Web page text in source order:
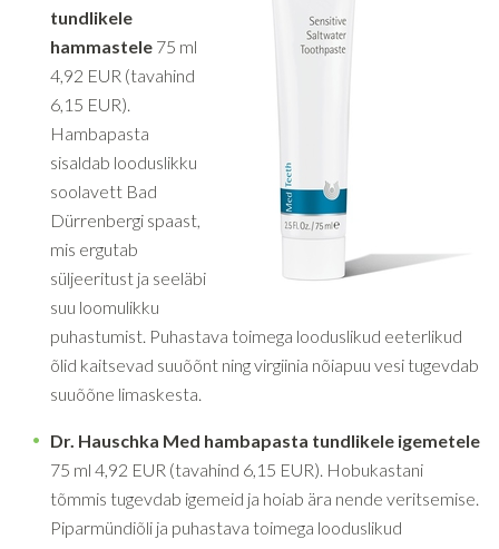
tundlikele
hammastele 75 ml
4,92 EUR (tavahind
6,15 EUR).
Hambapasta
sisaldab looduslikku
soolavett Bad
Dürrenbergi spaast,
mis ergutab
süljeeritust ja seeläbi
suu loomulikku
puhastumist. Puhastava toimega looduslikud eeterlikud
õlid kaitsevad suuõõnt ning virgiinia nõiapuu vesi tugevdab
suuõõne limaskesta.
Dr. Hauschka Med hambapasta tundlikele igemetele
75 ml 4,92 EUR (tavahind 6,15 EUR). Hobukastani
tõmmis tugevdab igemeid ja hoiab ära nende veritsemise.
Piparmündiõli ja puhastava toimega looduslikud